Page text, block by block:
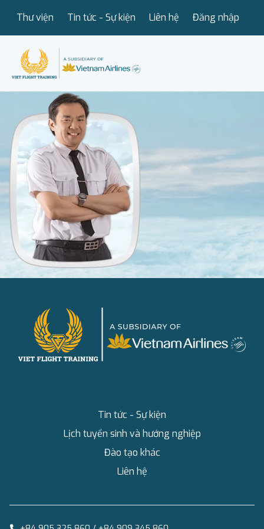
Thư viện Tin tức - Sự kiện Liên hệ Đăng nhập
Tin tức - Sự kiện
Lịch tuyển sinh và hướng nghiệp
Đào tạo khác
Liên hệ